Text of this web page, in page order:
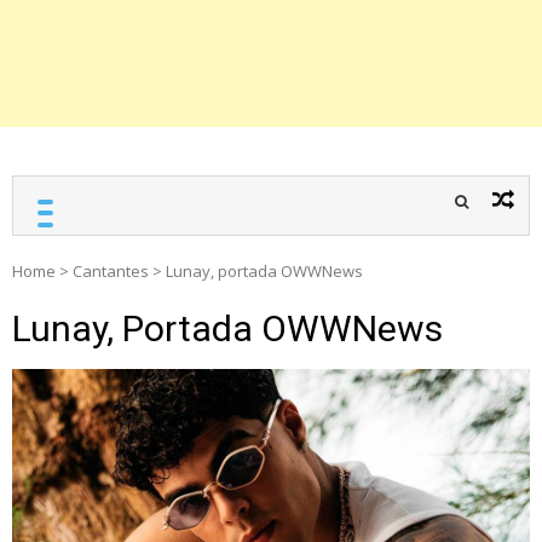
Home > Cantantes > Lunay, portada OWWNews
Lunay, Portada OWWNews